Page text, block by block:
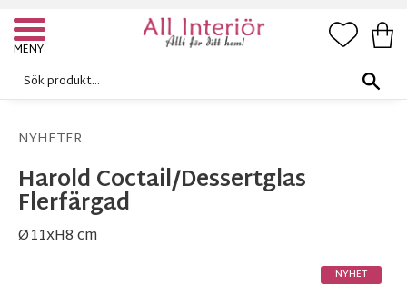
Meny
NYHETER
Harold Coctail/Dessertglas
Flerfärgad
Ø11xH8 cm
NYHET